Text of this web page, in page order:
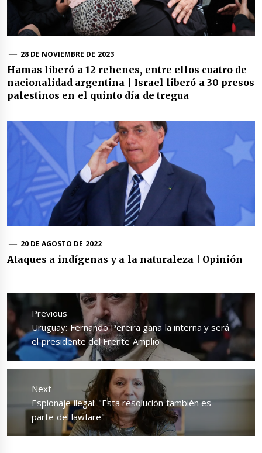
28 DE NOVIEMBRE DE 2023
Hamas liberó a 12 rehenes, entre ellos cuatro de
nacionalidad argentina | Israel liberó a 30 presos
palestinos en el quinto día de tregua
20 DE AGOSTO DE 2022
Ataques a indígenas y a la naturaleza | Opinión
Navegación
de
entradas
Previous
Previous
post:
Uruguay: Fernando Pereira gana la interna y será
el presidente del Frente Amplio
Next
Next
post:
Espionaje ilegal: "Esta resolución también es
parte del lawfare"